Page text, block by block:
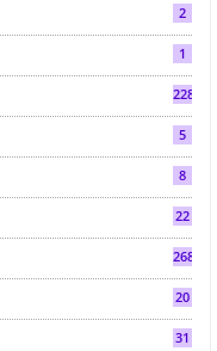
2
1
2286
5
8
22
268
20
31